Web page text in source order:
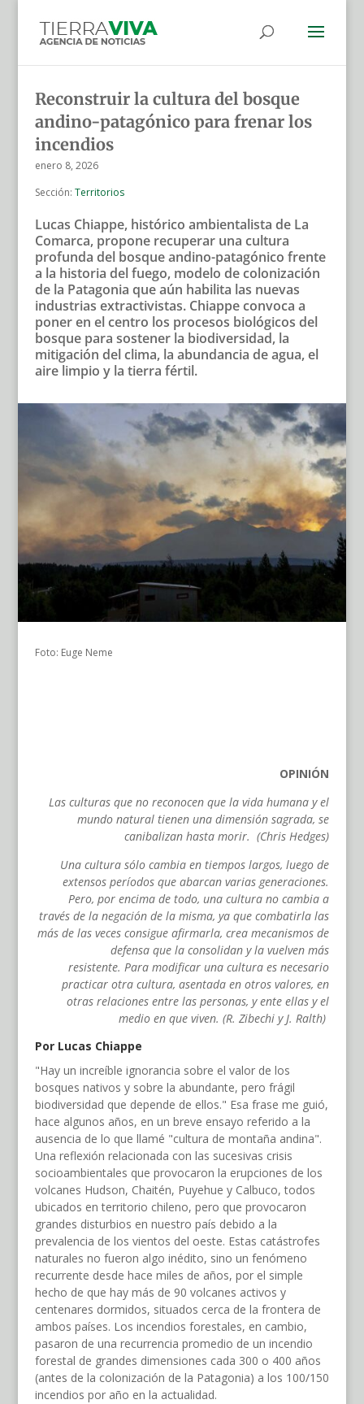
Reconstruir la cultura del bosque
andino-patagónico para frenar los
incendios
enero 8, 2026
Sección: Territorios
Lucas Chiappe, histórico ambientalista de La
Comarca, propone recuperar una cultura
profunda del bosque andino-patagónico frente
a la historia del fuego, modelo de colonización
de la Patagonia que aún habilita las nuevas
industrias extractivistas. Chiappe convoca a
poner en el centro los procesos biológicos del
bosque para sostener la biodiversidad, la
mitigación del clima, la abundancia de agua, el
aire limpio y la tierra fértil.
Foto: Euge Neme
OPINIÓN
Las culturas que no reconocen que la vida humana y el
mundo natural tienen una dimensión sagrada, se
canibalizan hasta morir. (Chris Hedges)
Una cultura sólo cambia en tiempos largos, luego de
extensos períodos que abarcan varias generaciones.
Pero, por encima de todo, una cultura no cambia a
través de la negación de la misma, ya que combatirla las
más de las veces consigue afirmarla, crea mecanismos de
defensa que la consolidan y la vuelven más
resistente. Para modificar una cultura es necesario
practicar otra cultura, asentada en otros valores, en
otras relaciones entre las personas, y ente ellas y el
medio en que viven. (R. Zibechi y J. Ralth)
Por Lucas Chiappe
"Hay un increíble ignorancia sobre el valor de los
bosques nativos y sobre la abundante, pero frágil
biodiversidad que depende de ellos." Esa frase me guió,
hace algunos años, en un breve ensayo referido a la
ausencia de lo que llamé "cultura de montaña andina".
Una reflexión relacionada con las sucesivas crisis
socioambientales que provocaron la erupciones de los
volcanes Hudson, Chaitén, Puyehue y Calbuco, todos
ubicados en territorio chileno, pero que provocaron
grandes disturbios en nuestro país debido a la
prevalencia de los vientos del oeste. Estas catástrofes
naturales no fueron algo inédito, sino un fenómeno
recurrente desde hace miles de años, por el simple
hecho de que hay más de 90 volcanes activos y
centenares dormidos, situados cerca de la frontera de
ambos países. Los incendios forestales, en cambio,
pasaron de una recurrencia promedio de un incendio
forestal de grandes dimensiones cada 300 o 400 años
(antes de la colonización de la Patagonia) a los 100/150
incendios por año en la actualidad.